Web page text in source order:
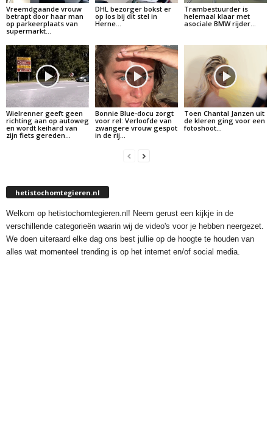
Vreemdgaande vrouw
betrapt door haar man
op parkeerplaats van
supermarkt…
DHL bezorger bokst er
op los bij dit stel in
Herne…
Trambestuurder is
helemaal klaar met
asociale BMW rijder…
Wielrenner geeft geen
richting aan op autoweg
en wordt keihard van
zijn fiets gereden…
Bonnie Blue-docu zorgt
voor rel: Verloofde van
zwangere vrouw gespot
in de rij…
Toen Chantal Janzen uit
de kleren ging voor een
fotoshoot…
hetistochomtegieren.nl
Welkom op hetistochomtegieren.nl! Neem gerust een kijkje in de
verschillende categorieën waarin wij de video's voor je hebben neergezet.
We doen uiteraard elke dag ons best jullie op de hoogte te houden van
alles wat momenteel trending is op het internet en/of social media.